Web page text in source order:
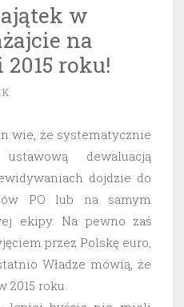
w
na
2015 roku!
wie, że systematycznie
dewaluacją
dojdzie do
PO lub na samym
ekipy. Na pewno zaś
przez Polskę euro,
Władze mówią, że
2015 roku.